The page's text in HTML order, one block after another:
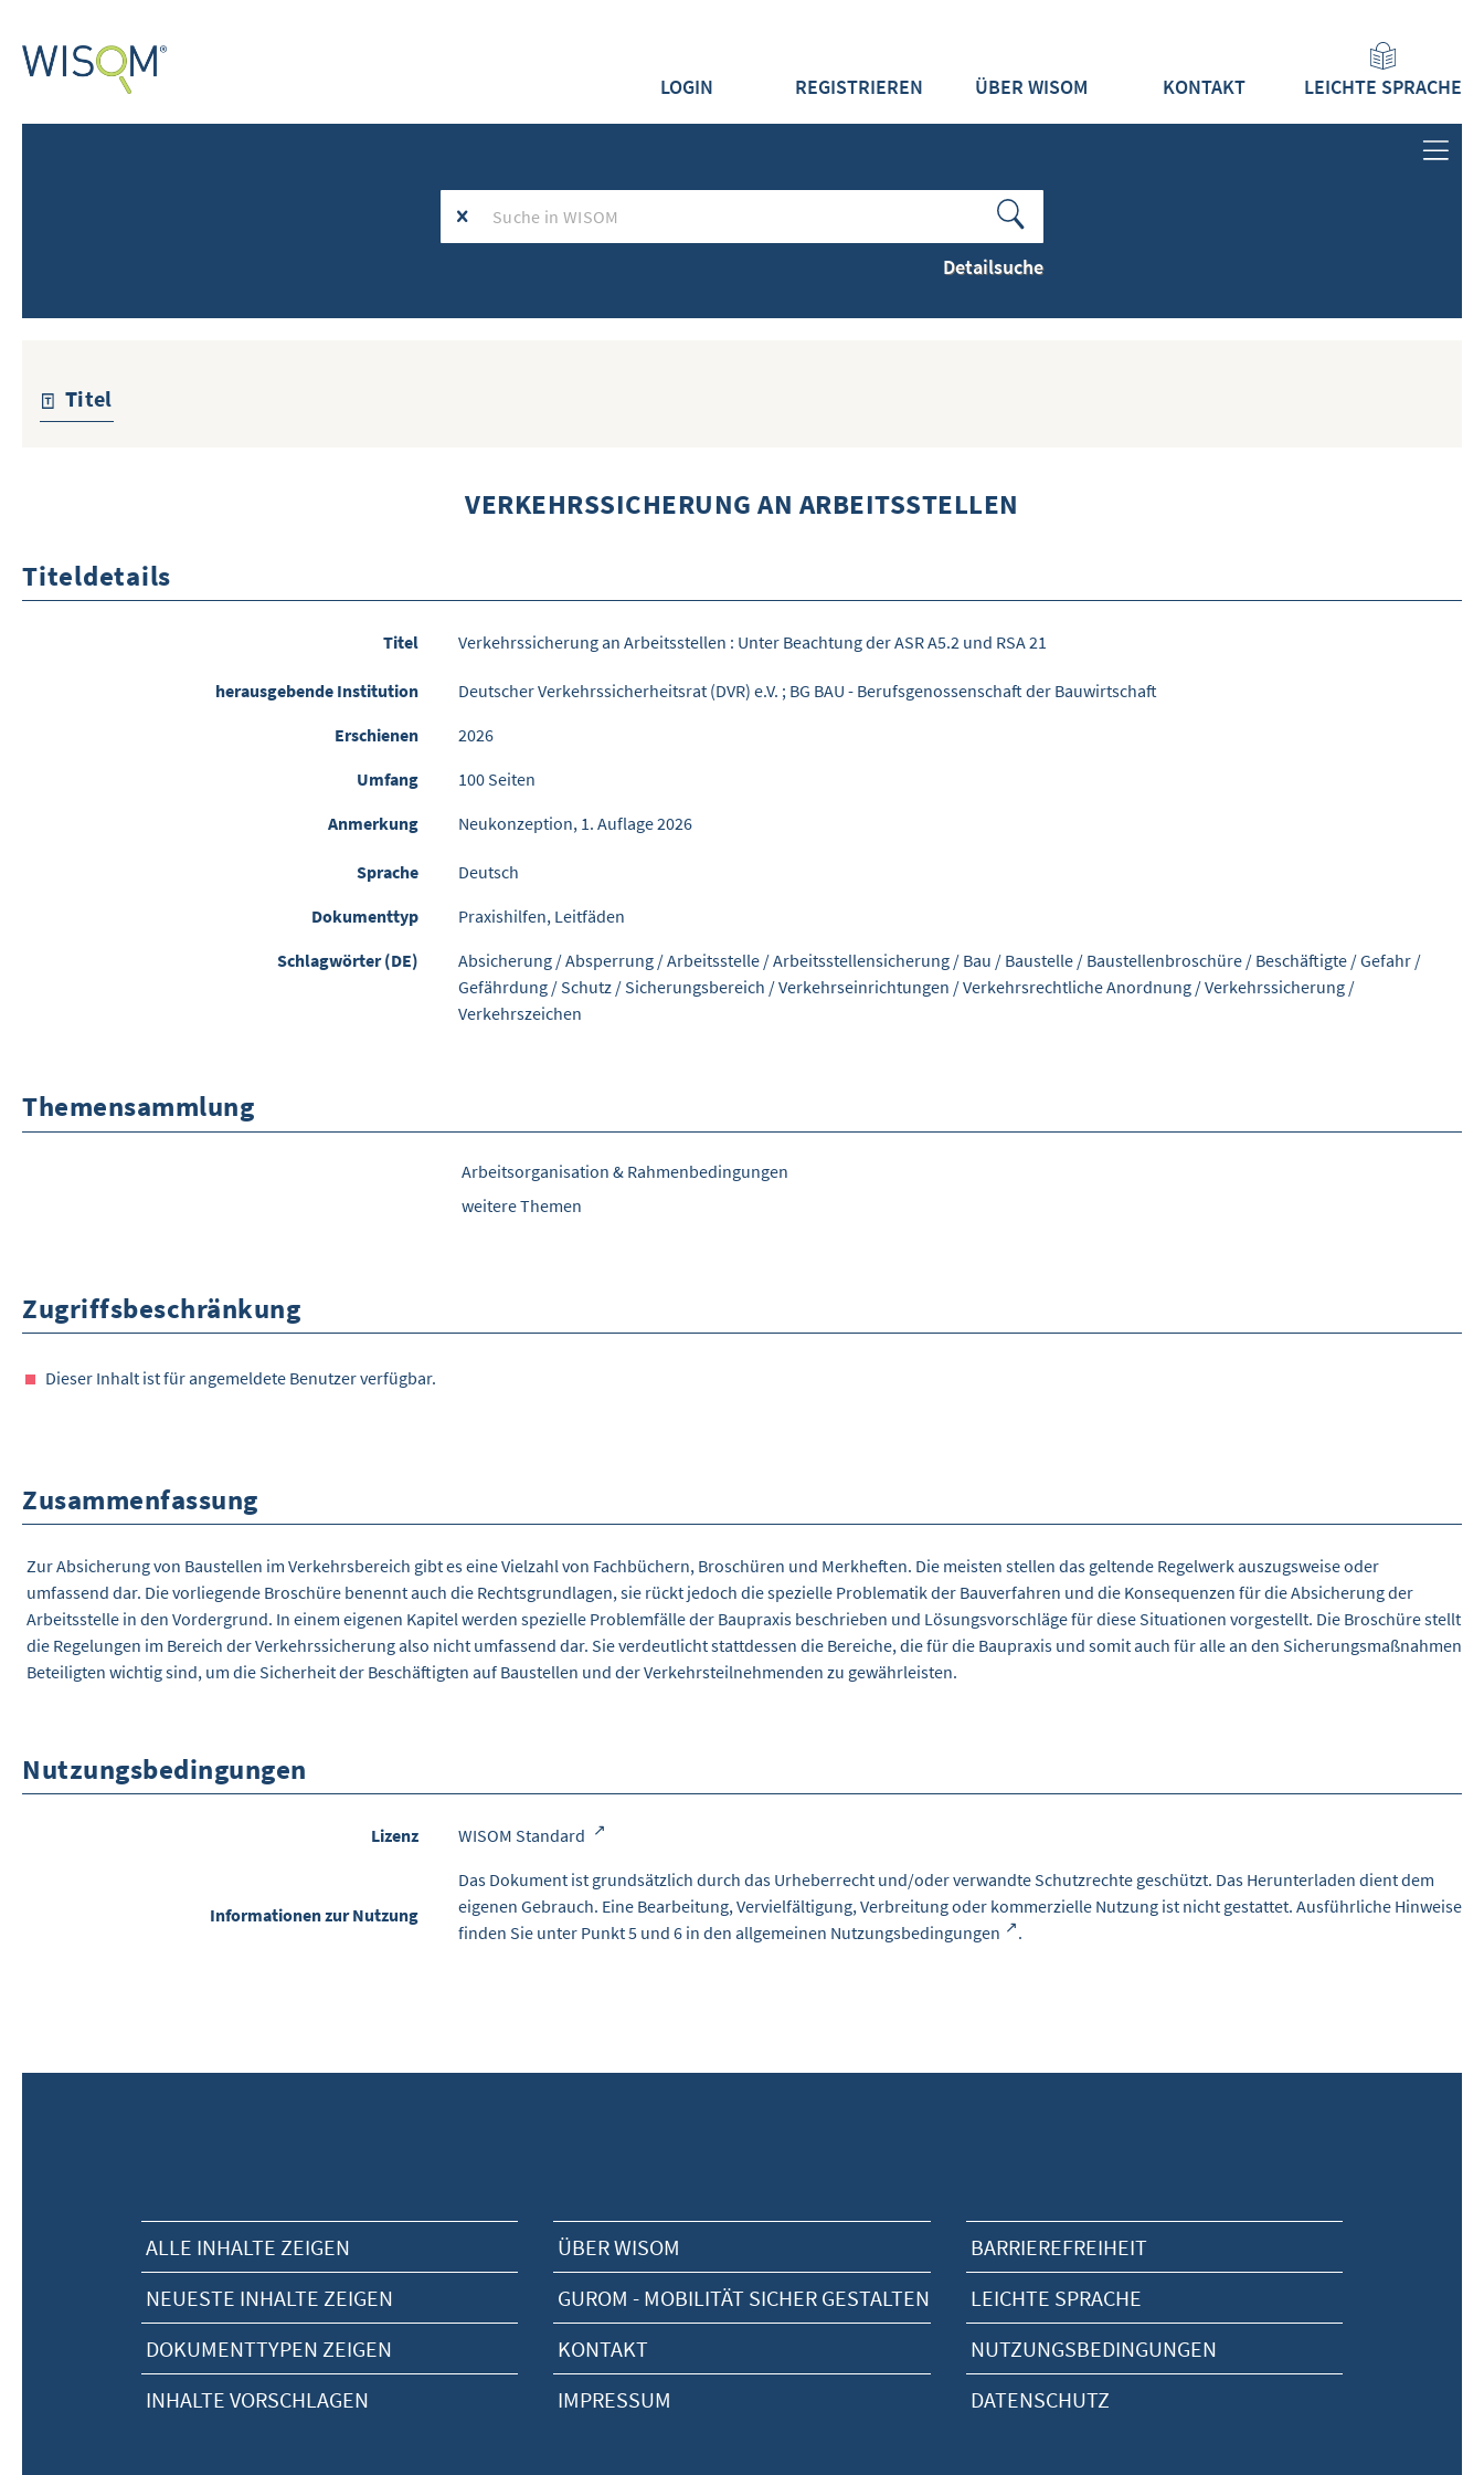
GUROM - MOBILITÄT SICHER GESTALTEN
LOGIN REGISTRIEREN ÜBER WISOM KONTAKT LEICHTE SPRACHE
Detailsuche
Titel
VERKEHRSSICHERUNG AN ARBEITSSTELLEN
Titeldetails
Titel Verkehrssicherung an Arbeitsstellen : Unter Beachtung der ASR A5.2 und RSA 21
herausgebende Institution Deutscher Verkehrssicherheitsrat (DVR) e.V. ; BG BAU - Berufsgenossenschaft der Bauwirtschaft
Erschienen
2026
Umfang
100 Seiten
Anmerkung
Neukonzeption, 1. Auflage 2026
Sprache
Deutsch
Dokumenttyp
Praxishilfen, Leitfäden
Schlagwörter (DE)
Absicherung /Absperrung /Arbeitsstelle /Arbeitsstellensicherung / Bau / Baustelle / Baustellenbroschüre / Beschäftigte /Gefahr /
Gefährdung / Schutz / Sicherungsbereich /Verkehrseinrichtungen /Verkehrsrechtliche Anordnung /Verkehrssicherung /
Verkehrszeichen
Themensammlung
Arbeitsorganisation & Rahmenbedingungen
weitere Themen
Zugriffsbeschränkung
Dieser Inhalt ist für angemeldete Benutzer verfügbar.
Zusammenfassung
Zur Absicherung von Baustellen im Verkehrsbereich gibt es eine Vielzahl von Fachbüchern, Broschüren und Merkheften. Die meisten stellen das geltende Regelwerk auszugsweise oder
umfassend dar. Die vorliegende Broschüre benennt auch die Rechtsgrundlagen, sie rückt jedoch die spezielle Problematik der Bauverfahren und die Konsequenzen für die Absicherung der
Arbeitsstelle in den Vordergrund. In einem eigenen Kapitel werden spezielle Problemfälle der Baupraxis beschrieben und Lösungsvorschläge für diese Situationen vorgestellt. Die Broschüre stellt
die Regelungen im Bereich der Verkehrssicherung also nicht umfassend dar. Sie verdeutlicht stattdessen die Bereiche, die für die Baupraxis und somit auch für alle an den Sicherungsmaßnahmen
Beteiligten wichtig sind, um die Sicherheit der Beschäftigten auf Baustellen und der Verkehrsteilnehmenden zu gewährleisten.
Nutzungsbedingungen
Lizenz WISOM Standard
Informationen zur Nutzung
Das Dokument ist grundsätzlich durch das Urheberrecht und/oder verwandte Schutzrechte geschützt. Das Herunterladen dient dem
eigenen Gebrauch. Eine Bearbeitung, Vervielfältigung, Verbreitung oder kommerzielle Nutzung ist nicht gestattet. Ausführliche Hinweise
finden Sie unter Punkt 5 und 6 in den allgemeinen Nutzungsbedingungen .
ALLE INHALTE ZEIGEN
NEUESTE INHALTE ZEIGEN
DOKUMENTTYPEN ZEIGEN
INHALTE VORSCHLAGEN
ÜBER WISOM
GUROM - MOBILITÄT SICHER GESTALTEN
KONTAKT
IMPRESSUM
BARRIEREFREIHEIT
LEICHTE SPRACHE
NUTZUNGSBEDINGUNGEN
DATENSCHUTZ